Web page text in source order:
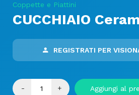
Coppette e Piattini
CUCCHIAIO
REGISTRATI PER
- + Aggiungi al